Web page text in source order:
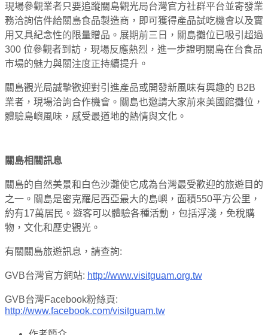
現場參觀業者只要追蹤關島觀光局台灣官方社群平台並寄發業
務洽詢信件給關島食品製造商，即可獲得產品試吃機會以及實
用又具紀念性的限量贈品。展期前三日，關島攤位已吸引超過
300 位參觀者到訪，現場反應熱烈，進一步證明關島在台食品
市場的魅力與關注度正持續提升。
關島觀光局誠摯歡迎對引進產品或開發新風味有興趣的 B2B
業者，現場洽詢合作機會。關島也邀請大家前來美國館攤位，
體驗島嶼風味，感受最道地的熱情與文化。
關島相關訊息
關島的自然美景和白色沙灘使它成為台灣最受歡迎的旅遊目的
之一。關島是密克羅尼西亞最大的島嶼，面積550平方公里，
約有17萬居民。遊客可以體驗各種活動，包括浮淺，免稅購
物，文化和歷史觀光。
有關關島旅遊訊息，請查詢:
GVB台灣官方網站: http://www.visitguam.org.tw
GVB台灣Facebook粉絲頁:
http://www.facebook.com/visitguam.tw